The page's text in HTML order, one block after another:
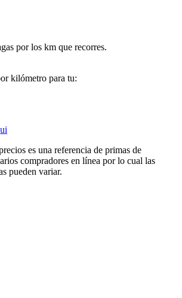
por los km que recorres.
kilómetro para tu:
es una referencia de primas de
compradores en línea por lo cual las
pueden variar.